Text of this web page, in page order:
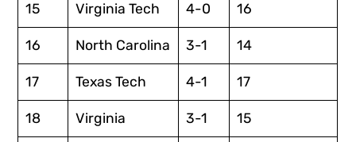
15 Virginia Tech 4-0 16
16 North Carolina 3-1 14
17 Texas Tech 4-1 17
18 Virginia 3-1 15